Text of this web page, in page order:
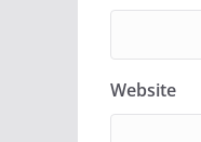
Website